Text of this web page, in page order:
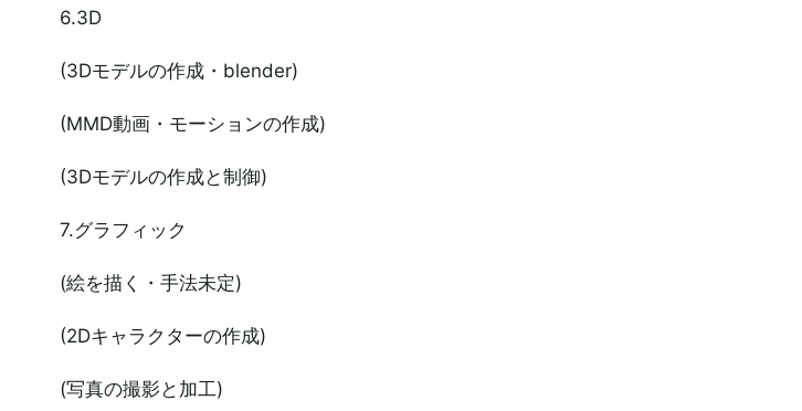
6.3D
(3Dモデルの作成・blender)
(MMD動画・モーションの作成)
(3Dモデルの作成と制御)
7.グラフィック
(絵を描く・手法未定)
(2Dキャラクターの作成)
(写真の撮影と加工)